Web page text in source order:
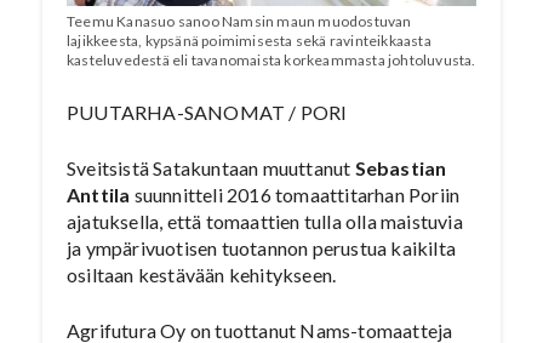
Teemu Kanasuo sanoo Namsin maun muodostuvan
lajikkeesta, kypsänä poimimisesta sekä ravinteikkaasta
kasteluvedestä eli tavanomaista korkeammasta johtoluvusta.
PUUTARHA-SANOMAT / PORI
Sveitsistä Satakuntaan muuttanut Sebastian
Anttila suunnitteli 2016 tomaattitarhan Poriin
ajatuksella, että tomaattien tulla olla maistuvia
ja ympärivuotisen tuotannon perustua kaikilta
osiltaan kestävään kehitykseen.
Agrifutura Oy on tuottanut Nams-tomaatteja